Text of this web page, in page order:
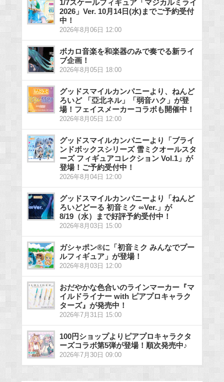
1/7スケールフィギュア「マジカルミライ
2026」Ver. 10月14日(水)までご予約受付
中！
2026年8月06日 12:00
ボカロ音楽を和楽器のみで奏でる新ライ
ブ企画！
2026年8月05日 18:00
グッドスマイルカンパニーより、ねんど
ろいど 「亞北ネル」「弱音ハク」が登
場！フェイスメーカーコラボも開催中！
2026年8月05日 12:00
グッドスマイルカンパニーより「ブライ
ンドボックスシリーズ 雪ミクオールスタ
ーズ フィギュアコレクション Vol.1」が
登場！ご予約受付中！
2026年8月04日 12:00
グッドスマイルカンパニーより「ねんど
ろいどどーる 初音ミク ∞Ver.」が
8/19（水）まで好評予約受付中！
2026年8月03日 15:00
ガシャポン®に「初音ミク みんなでプー
ルフィギュア」が登場！
2026年8月03日 12:00
おだやかな色合いのラインマーカー『マ
イルドライナー with ピアプロキャラク
ターズ』が発売中！
2026年7月31日 15:00
100円ショップよりピアプロキャラクタ
ーズコラボ第5弾が登場！順次発売中♪
2026年7月30日 09:00